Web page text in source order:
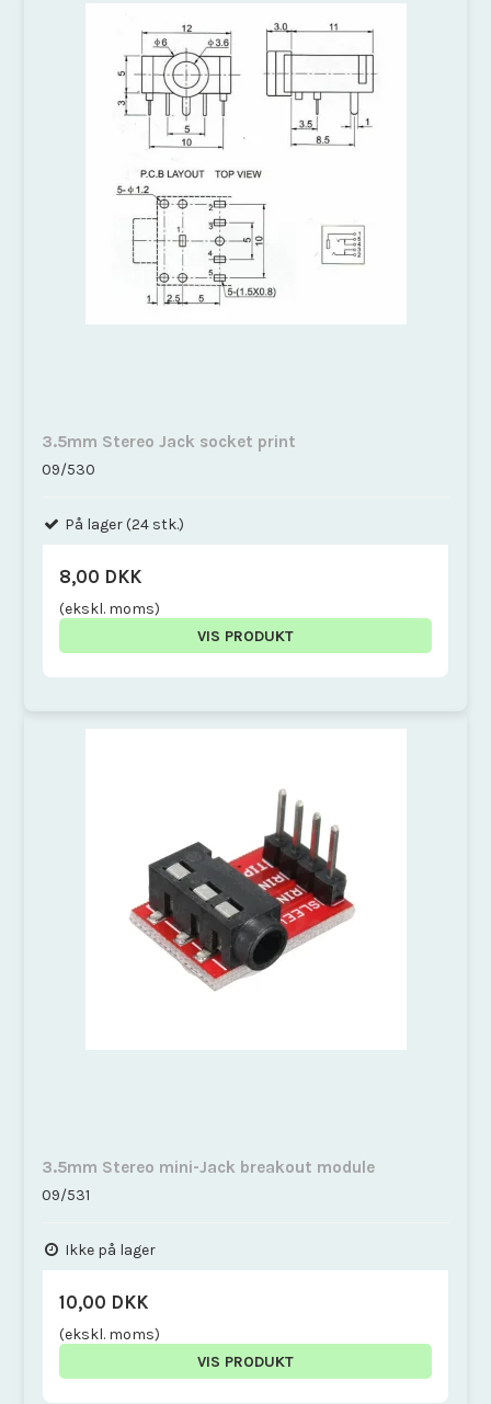
3.5mm Stereo Jack socket print
09/530
På lager (24 stk.)
8,00 DKK
(ekskl. moms)
VIS PRODUKT
3.5mm Stereo mini-Jack breakout module
09/531
Ikke på lager
10,00 DKK
(ekskl. moms)
VIS PRODUKT